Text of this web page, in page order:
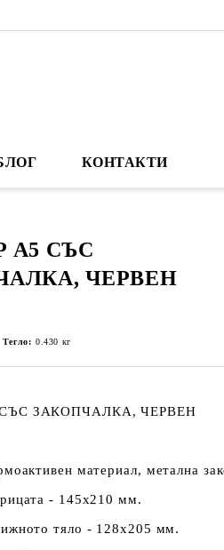
КОНТАКТИ
А5 СЪС
ЧЕРВЕН
Тегло: 0.430 кг
ЗАКОПЧАЛКА, ЧЕРВЕН
материал, метална
- 145х210 мм.
тяло - 128х205 мм.